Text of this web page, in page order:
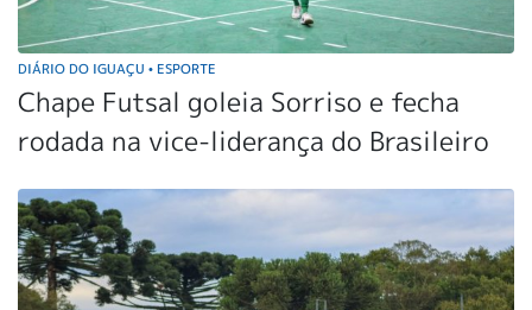
DIÁRIO DO IGUAÇU • ESPORTE
Chape Futsal goleia Sorriso e fecha
rodada na vice-liderança do Brasileiro